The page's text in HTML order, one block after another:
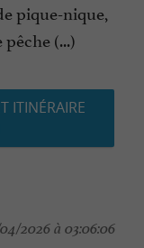
pique-nique,
(...)
ITINÉRAIRE
2026 à 03:06:06